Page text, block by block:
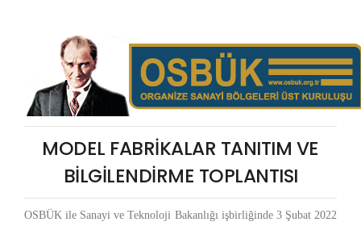
MODEL FABRİKALAR TANITIM VE
BİLGİLENDİRME TOPLANTISI
OSBÜK ile Sanayi ve Teknoloji Bakanlığı işbirliğinde 3 Şubat 2022